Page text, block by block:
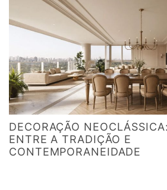
DECORAÇÃO
ENTRE A TRADIÇÃO E
CONTEMPORANEIDADE